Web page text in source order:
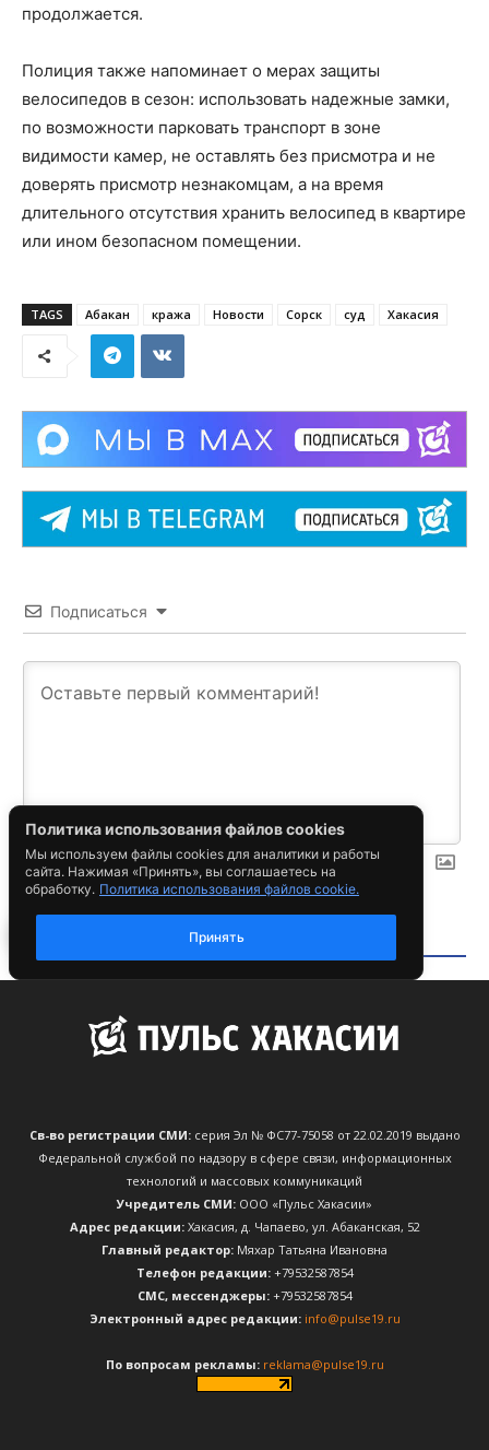
Св-во регистрации СМИ:серия Эл № ФС77-75058 от 22.02.2019 выдано
Федеральной службой по надзору в сфере связи, информационных
технологий и массовых коммуникаций
Учредитель СМИ: ООО «Пульс Хакасии»
Адрес редакции:Хакасия, д. Чапаево, ул. Абаканская, 52
Главный редактор: Мяхар Татьяна Ивановна
Телефон редакции:+79532587854
CМС, мессенджеры:+79532587854
Электронный адрес редакции: info@pulse19.ru
По вопросам рекламы: reklama@pulse19.ru